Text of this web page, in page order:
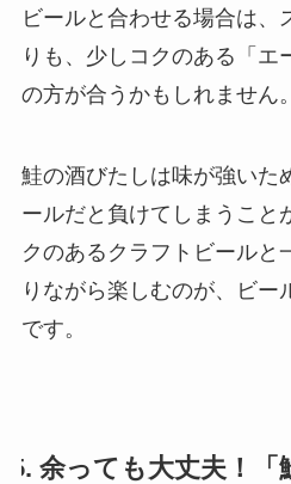
ビールと合わせる場合は、
りも、少しコクのある「エ
の方が合うかもしれません。
鮭の酒びたしは味が強いた
ールだと負けてしまうこと
クのあるクラフトビールと
りながら楽しむのが、ビー
です。
5. 余っても大丈夫！